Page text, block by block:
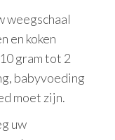
weegschaal
en koken
gram tot 2
babyvoeding
moet zijn.
uw